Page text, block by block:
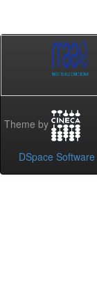
Theme by
DSpace Software